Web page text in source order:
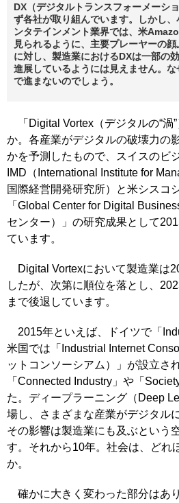
DX（デジタルトランスフォーメーシ
ず各社が取り組んでいます。しかし
ンタテインメント業界では、米
見られるように、主要プレーヤーの
に対し、製造業におけるDXは一部の
進展しているようには見えません。
で進まないのでしょう。
「Digital Vortex（デジタルの“渦
か。各産業がデジタルの破壊力の
かを予測したもので、スイスのビ
IMD（International Institute for
国際経営開発研究所）と米シスコ
「Global Center for Digital
センター）」の研究成果として
ています。
Digital Vortexにおいて製造業は
したが、次第に順位を落とし、
まで後退しています。
2015年といえば、ドイツで「
米国では「Industrial Internet
ットコンソーシアム）」が設立さ
「Connected Industry」や「
た。ディープラーニング（Deep
場し、さまざまな産業がデジタル
その影響は製造業にも及ぶという
す。それから10年。社会は、どれ
か。
確かに大きく変わった部分はあ